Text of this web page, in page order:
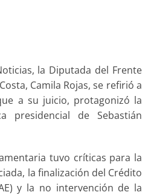
la Diputada del Frente
Camila Rojas, se refirió a
a su juicio, protagonizó la
presidencial de Sebastián
tuvo críticas para la
la finalización del Crédito
y la no intervención de la